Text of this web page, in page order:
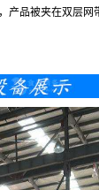
产品被夹在双层网